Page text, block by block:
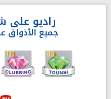
راديو على
جميع